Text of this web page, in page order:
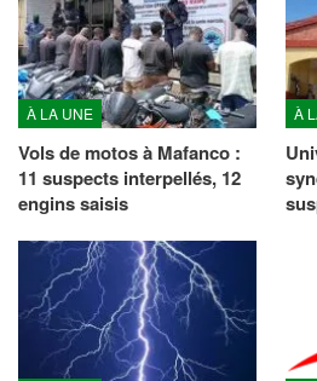
À LA UNE
Vols de motos à Mafanco :
11 suspects interpellés, 12
engins saisis
À